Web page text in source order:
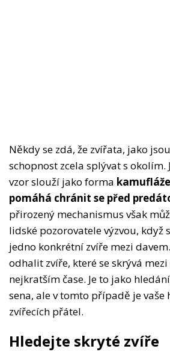
Někdy se zdá, že zvířata, jako
schopnost zcela splývat s okolím.
vzor slouží jako forma
pomáhá chránit se před
přirozený mechanismus však
lidské pozorovatele výzvou, když
jedno konkrétní zvíře mezi
odhalit zvíře, které se skrývá mezi
nejkratším čase. Je to jako
sena, ale v tomto případě je vaše
zvířecích přátel.
Hledejte skryté zvíře